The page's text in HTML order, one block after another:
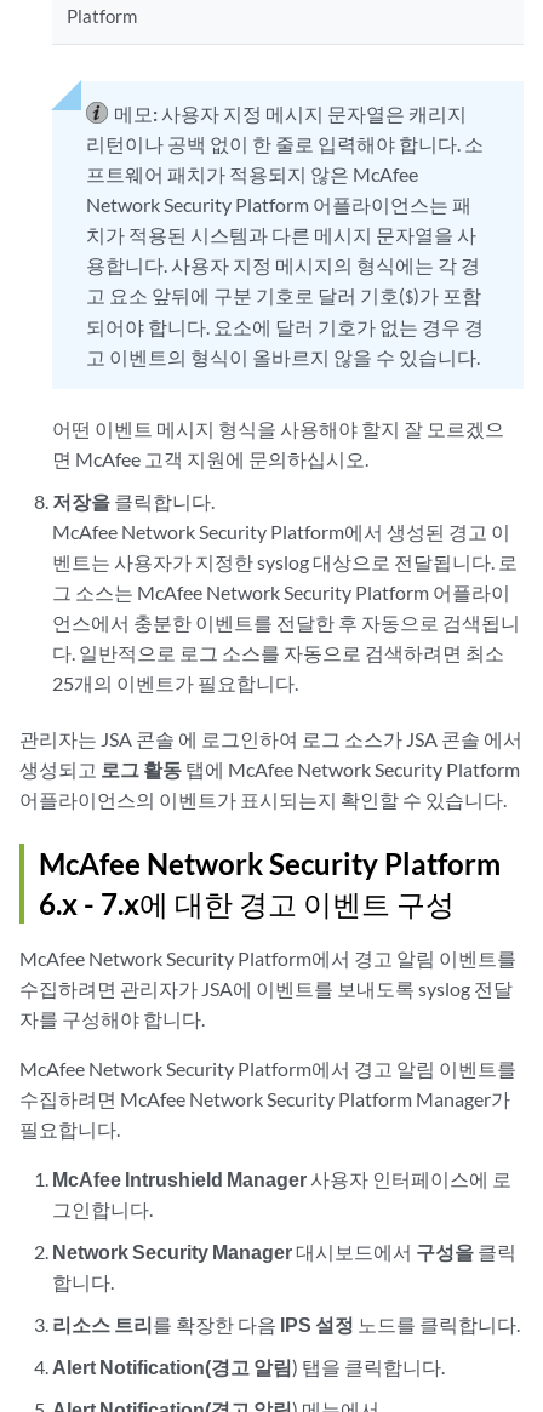
Platform
메모:사용자 지정 메시지 문자열은 캐리지
리턴이나 공백 없이 한 줄로 입력해야 합니다. 소
프트웨어 패치가 적용되지 않은 McAfee
Network Security Platform 어플라이언스는 패
치가 적용된 시스템과 다른 메시지 문자열을 사
용합니다. 사용자 지정 메시지의 형식에는 각 경
고 요소 앞뒤에 구분 기호로 달러 기호($)가 포함
되어야 합니다. 요소에 달러 기호가 없는 경우 경
고 이벤트의 형식이 올바르지 않을 수 있습니다.
어떤 이벤트 메시지 형식을 사용해야 할지 잘 모르겠으
면 McAfee 고객 지원에 문의하십시오.
저장을 클릭합니다.
McAfee Network Security Platform에서 생성된 경고 이
벤트는 사용자가 지정한 syslog 대상으로 전달됩니다. 로
그 소스는 McAfee Network Security Platform 어플라이
언스에서 충분한 이벤트를 전달한 후 자동으로 검색됩니
다. 일반적으로 로그 소스를 자동으로 검색하려면 최소
25개의 이벤트가 필요합니다.
관리자는 JSA 콘솔 에 로그인하여 로그 소스가 JSA 콘솔 에서
생성되고 로그 활동 탭에 McAfee Network Security Platform
어플라이언스의 이벤트가 표시되는지 확인할 수 있습니다.
McAfee Network Security Platform
6.x - 7.x에 대한 경고 이벤트 구성
McAfee Network Security Platform에서 경고 알림 이벤트를
수집하려면 관리자가 JSA에 이벤트를 보내도록 syslog 전달
자를 구성해야 합니다.
McAfee Network Security Platform에서 경고 알림 이벤트를
수집하려면 McAfee Network Security Platform Manager가
필요합니다.
McAfee Intrushield Manager사용자 인터페이스에 로
그인합니다.
Network Security Manager대시보드에서 구성을 클릭
합니다.
리소스 트리를 확장한 다음 IPS 설정 노드를 클릭합니다.
Alert Notification(경고 알림) 탭을 클릭합니다.